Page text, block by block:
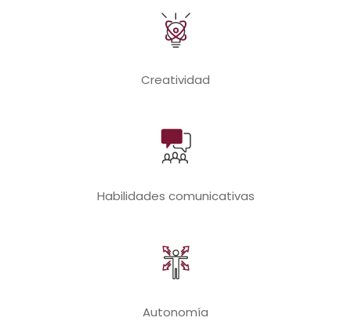
Creatividad
Habilidades comunicativas
Autonomía